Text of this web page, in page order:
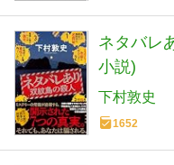
ネタバレ
小説)
下村敦史
1652